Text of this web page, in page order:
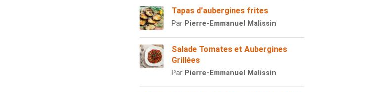
Tapas d’aubergines frites
Par Pierre-Emmanuel Malissin
Salade Tomates et Aubergines
Grillées
Par Pierre-Emmanuel Malissin